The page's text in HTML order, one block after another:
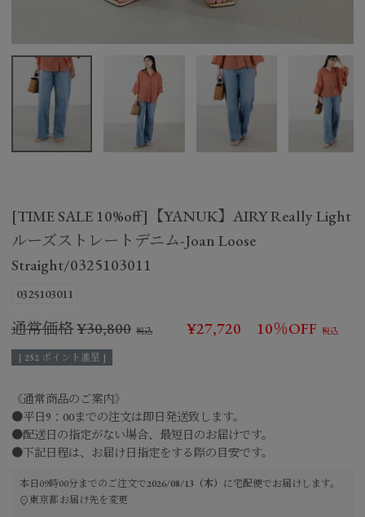
[TIME SALE 10%off]【YANUK】AIRY Really Light
ルーズストレートデニム-Joan Loose
Straight/0325103011
0325103011
通常価格¥30,800 ¥27,720 10％OFF
[ 252 ポイント進呈 ]
《通常商品のご案内》
●平日9：00までの注文は即日発送致します。
●配送日の指定がない場合、最短日のお届けです。
●下記日程は、お届け日指定をする際の目安です。
本日09時00分までのご注文で2026/08/13（木） に宅配便でお届けします。
東京都お届け先を変更